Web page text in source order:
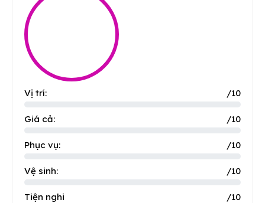
Vị trí: /10
Giá cả: /10
Phục vụ: /10
Vệ sinh: /10
Tiện nghi /10